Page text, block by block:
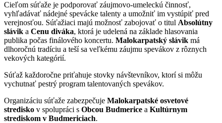
Cieľom súťaže je podporovať záujmovo-umeleckú činnosť,
vyhľadávať nádejné spevácke talenty a umožniť im vystúpiť pred
verejnosťou. Súťažiaci majú možnosť zabojovať o titul Absolútny
slávik a Cenu diváka, ktorá je udelená na základe hlasovania
publika počas finálového koncertu. Malokarpatský slávik má
dlhoročnú tradíciu a teší sa veľkému záujmu spevákov z rôznych
vekových kategórií.
Súťaž každoročne priťahuje stovky návštevníkov, ktorí si môžu
vychutnať pestrý program talentovaných spevákov.
Organizáciu súťaže zabezpečuje Malokarpatské osvetové
stredisko v spolupráci s Obcou Budmerice a Kultúrnym
strediskom v Budmericiach.